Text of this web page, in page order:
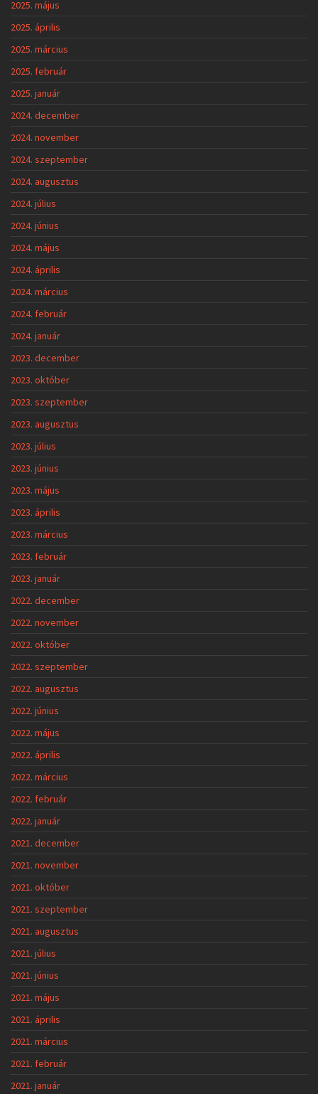
2025. május
2025. április
2025. március
2025. február
2025. január
2024. december
2024. november
2024. szeptember
2024. augusztus
2024. július
2024. június
2024. május
2024. április
2024. március
2024. február
2024. január
2023. december
2023. október
2023. szeptember
2023. augusztus
2023. július
2023. június
2023. május
2023. április
2023. március
2023. február
2023. január
2022. december
2022. november
2022. október
2022. szeptember
2022. augusztus
2022. június
2022. május
2022. április
2022. március
2022. február
2022. január
2021. december
2021. november
2021. október
2021. szeptember
2021. augusztus
2021. július
2021. június
2021. május
2021. április
2021. március
2021. február
2021. január